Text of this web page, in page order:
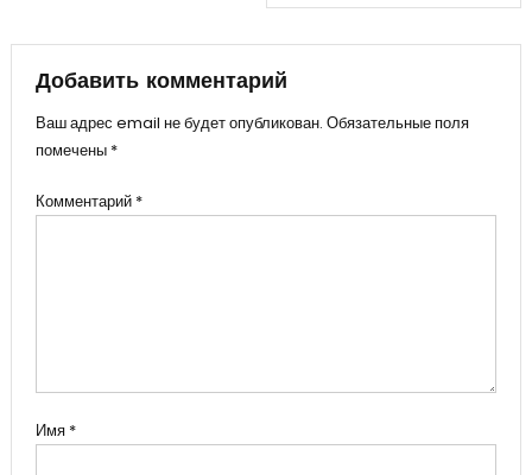
записям
Добавить комментарий
Ваш адрес email не будет опубликован. Обязательные поля
помечены *
Комментарий *
Имя *